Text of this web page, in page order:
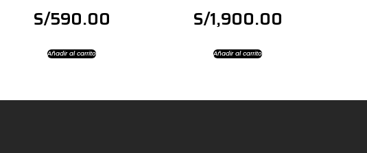
S/590.00
Añadir al carrito
S/1,900.00
Añadir al carrito